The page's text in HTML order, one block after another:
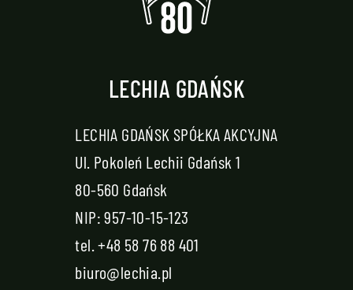
LECHIA GDAŃSK
LECHIA GDAŃSK SPÓŁKA AKCYJNA
Ul. Pokoleń Lechii Gdańsk 1
80-560 Gdańsk
NIP: 957-10-15-123
tel.+48 58 76 88 401
biuro@lechia.pl